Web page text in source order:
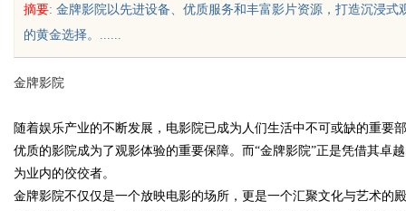
摘要: 金牌影院以先进设备、优质服务和丰富影片资源，打造沉浸
的黄金选择。......
金牌影院
随着娱乐产业的不断发展，电影院已成为人们生活中不可或缺的重要
优质的影院成为了观影体验的重要保障。而“金牌影院”正是凭借其卓
为业内的佼佼者。
金牌影院不仅仅是一个放映电影的场所，更是一个汇聚文化与艺术的
字娱乐新时代的影
之地